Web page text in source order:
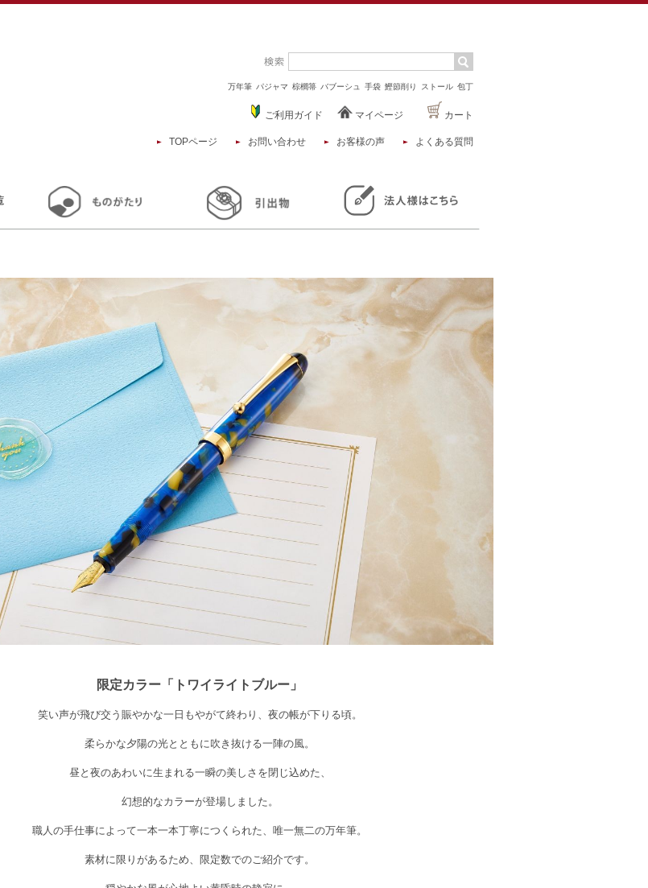
万年筆 パジャマ 棕櫚箒 バブーシュ 手袋 鰹節削り ストール 包丁
ご利用ガイド マイページ カート
TOPページ お問い合わせ お客様の声 よくある質問
限定カラー「トワイライトブルー」
笑い声が飛び交う賑やかな一日もやがて終わり、夜の帳が下りる頃。
柔らかな夕陽の光とともに吹き抜ける一陣の風。
昼と夜のあわいに生まれる一瞬の美しさを閉じ込めた、
幻想的なカラーが登場しました。
職人の手仕事によって一本一本丁寧につくられた、唯一無二の万年筆。
素材に限りがあるため、限定数でのご紹介です。